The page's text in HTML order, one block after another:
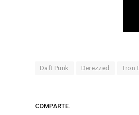
Daft Punk Derezzed Tron
COMPARTE.